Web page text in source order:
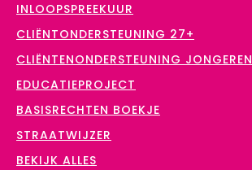
INLOOPSPREEKUUR
CLIËNTONDERSTEUNING 27+
CLIËNTENONDERSTEUNING JONGEREN
EDUCATIEPROJECT
BASISRECHTEN BOEKJE
STRAATWIJZER
BEKIJK ALLES